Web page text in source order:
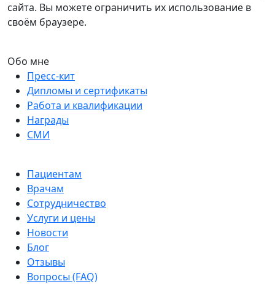
сайта. Вы можете ограничить их использование в
своём браузере.
Обо мне
Пресс-кит
Дипломы и сертификаты
Работа и квалификации
Награды
СМИ
Пациентам
Врачам
Сотрудничество
Услуги и цены
Новости
Блог
Отзывы
Вопросы (FAQ)